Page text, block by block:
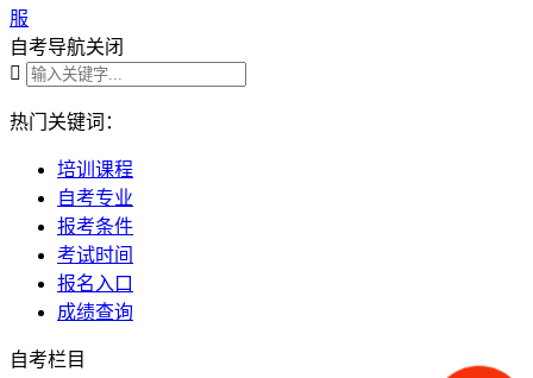
服
自考导航关闭

热门关键词：
培训课程
自考专业
报考条件
考试时间
报名入口
成绩查询
自考栏目